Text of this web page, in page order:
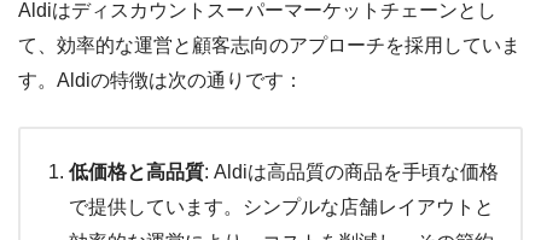
Aldiはディスカウントスーパーマーケットチェーンとし
て、効率的な運営と顧客志向のアプローチを採用していま
す。Aldiの特徴は次の通りです：
低価格と高品質: Aldiは高品質の商品を手頃な価格
で提供しています。シンプルな店舗レイアウトと